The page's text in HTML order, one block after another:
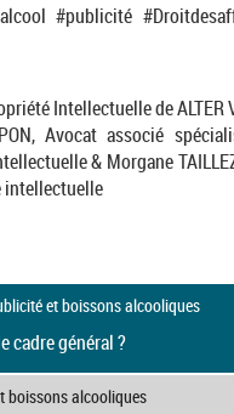
#publicité
Intellectuelle de ALTER
Avocat associé
& Morgane
intellectuelle
et boissons alcooliques
cadre général ?
boissons alcooliques